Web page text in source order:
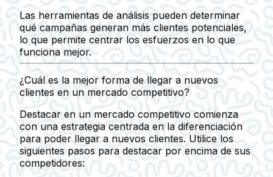
Las herramientas de análisis pueden determinar
qué campañas generan más clientes potenciales,
lo que permite centrar los esfuerzos en lo que
funciona mejor.
¿Cuál es la mejor forma de llegar a nuevos
clientes en un mercado competitivo?
Destacar en un mercado competitivo comienza
con una estrategia centrada en la diferenciación
para poder llegar a nuevos clientes. Utilice los
siguientes pasos para destacar por encima de sus
competidores: